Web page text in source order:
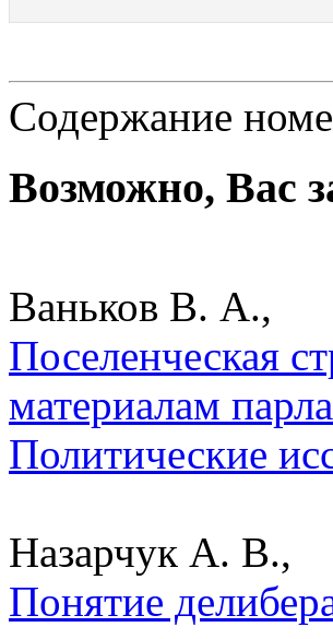
Содержание
Возможно, Вас
Ваньков В. А.,
Поселенческая
материалам
Политические
Назарчук А. В.,
Понятие